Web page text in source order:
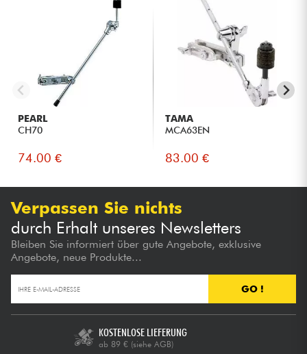
PEARL
CH70
74.00 €
TAMA
MCA63EN
83.00 €
Verpassen Sie nichts
durch Erhalt unseres Newsletters
Bleiben Sie informiert über gute Angebote, exklusive
Angebote, neue Produkte...
GO !
KOSTENLOSE LIEFERUNG
ab 89 € (siehe AGB)